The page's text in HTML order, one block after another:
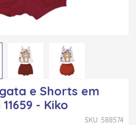
e Shorts em
- Kiko
SKU: 588574